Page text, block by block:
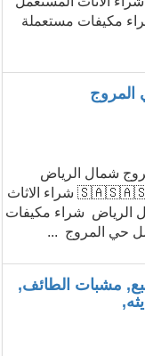
مكيفات مستعملة
شمال الرياض
نشتري الاثاث المستعمل 🇸🇦🇸🇦🇸🇦 شراء الاثاث
الرياض شراء مكيفات
حي المروج ...
مشبات الطائف,